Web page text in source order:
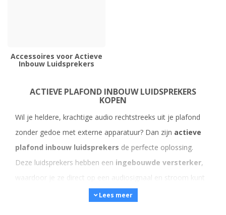
Accessoires voor Actieve
Inbouw Luidsprekers
ACTIEVE PLAFOND INBOUW LUIDSPREKERS
KOPEN
Wil je heldere, krachtige audio rechtstreeks uit je plafond
zonder gedoe met externe apparatuur? Dan zijn actieve
plafond inbouw luidsprekers de perfecte oplossing.
Deze luidsprekers hebben een ingebouwde versterker,
waardoor je ze direct op een audiosignaal en stroom kunt
aansluiten. Daardoor zijn ze eenvoudiger te installeren en
Lees meer